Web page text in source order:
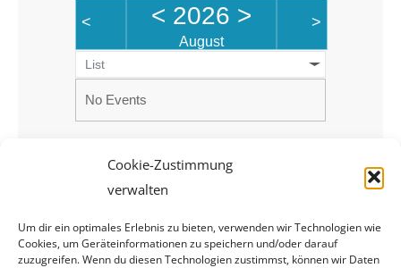
Cookie-Zustimmung
verwalten
Um dir ein optimales Erlebnis zu bieten, verwenden wir Technologien wie
Cookies, um Geräteinformationen zu speichern und/oder darauf
zuzugreifen. Wenn du diesen Technologien zustimmst, können wir Daten
< < 2026 >
August
>
List
No Events